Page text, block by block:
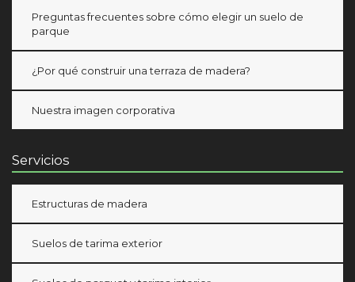
Preguntas frecuentes sobre cómo elegir un suelo de
parque
¿Por qué construir una terraza de madera?
Nuestra imagen corporativa
Servicios
Estructuras de madera
Suelos de tarima exterior